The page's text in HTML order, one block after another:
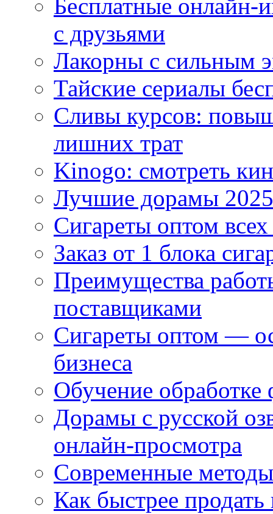
Бесплатные
с друзьями
Лакорны с сильным
Тайские сериалы
Сливы курсов:
лишних трат
Kinogo: смотреть
Лучшие дорамы
Сигареты оптом
Заказ от 1 блока
Преимущества
поставщиками
Сигареты оптом —
бизнеса
Обучение
Дорамы с русской
онлайн-просмотра
Современные
Как быстрее